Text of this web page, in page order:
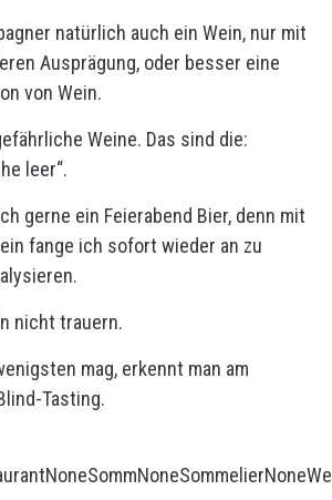
natürlich auch ein Wein, nur mit
Ausprägung, oder besser eine
von Wein.
Weine. Das sind die:
leer“.
gerne ein Feierabend Bier, denn mit
fange ich sofort wieder an zu
nicht trauern.
mag, erkennt man am
Tasting.
NoneSommNoneSommelierNone